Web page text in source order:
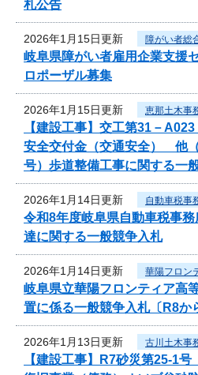
札公告
2026年1月15日更新 障がい者総
岐阜県障がい者雇用企業支援
ロポーザル募集
2026年1月15日更新 恵那土木事
【建設工事】交工第31－
安全交付金（交通安全） 他
号）歩道整備工事に関する一
2026年1月14日更新 自動車税事
令和8年度岐阜県自動車税事
達に関する一般競争入札
2026年1月14日更新 華陽フロン
岐阜県立華陽フロンティア高
置に係る一般競争入札〔R8か
2026年1月13日更新 古川土木事
【建設工事】R7砂災第25-1